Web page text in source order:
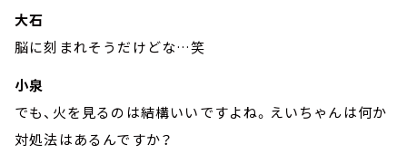
大石
脳に刻まれそうだけどな…笑
小泉
でも、火を見るのは結構いいですよね。えいちゃんは何か
対処法はあるんですか？